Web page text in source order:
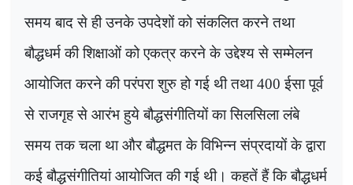
समय बाद से ही उनके उपदेशों को संकलित करने तथा
बौद्धधर्म की शिक्षाओं को एकत्र करने के उद्देश्य से सम्मेलन
आयोजित करने की परंपरा शुरु हो गई थी तथा400 ईसा पूर्व
से राजगृह से आरंभ हुये बौद्धसंगीतियों का सिलसिला लंबे
समय तक चला था और बौद्धमत के विभिन्न संप्रदायों के द्वारा
कई बौद्धसंगीतियां आयोजित की गई थी। कहतें हैं कि बौद्धधर्म